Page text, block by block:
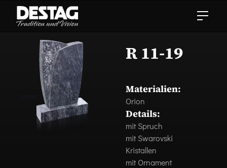
R 11-19
Materialien:
Orion
Details:
mit Spruch
mit Swarovski
Kristallen
mit Ornament